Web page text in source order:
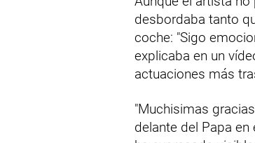
desbordaba tanto
coche: "Sigo
explicaba en un
actuaciones más
"Muchisimas
delante del Papa en